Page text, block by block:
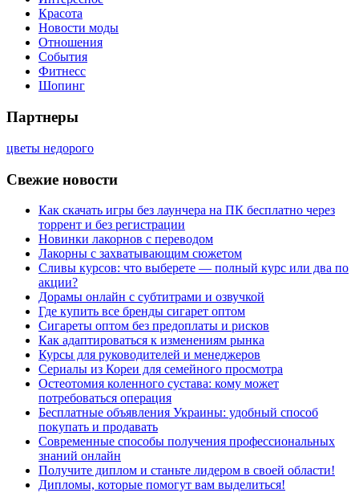
Красота
Новости моды
Отношения
События
Фитнесс
Шопинг
Партнеры
цветы недорого
Свежие новости
Как скачать игры без лаунчера на ПК бесплатно через
торрент и без регистрации
Новинки лакорнов с переводом
Лакорны с захватывающим сюжетом
Сливы курсов: что выберете — полный курс или два по
акции?
Дорамы онлайн с субтитрами и озвучкой
Где купить все бренды сигарет оптом
Сигареты оптом без предоплаты и рисков
Как адаптироваться к изменениям рынка
Курсы для руководителей и менеджеров
Сериалы из Кореи для семейного просмотра
Остеотомия коленного сустава: кому может
потребоваться операция
Бесплатные объявления Украины: удобный способ
покупать и продавать
Современные способы получения профессиональных
знаний онлайн
Получите диплом и станьте лидером в своей области!
Дипломы, которые помогут вам выделиться!